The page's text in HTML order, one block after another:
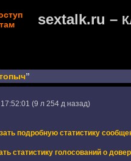
sextalk.ru –
”
(9 л 254 д назад)
подробную статистику
статистику голосований о